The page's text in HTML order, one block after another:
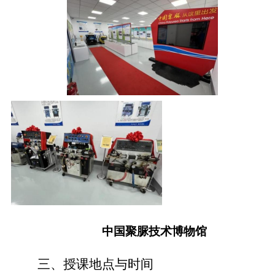
中国聚脲技术博物馆
三、 授课地点与时间